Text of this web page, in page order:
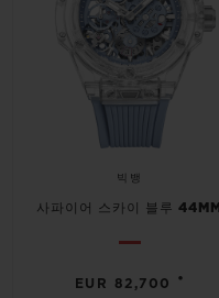
빅뱅
사파이어 스카이 블루 44MM
EUR 82,700 •